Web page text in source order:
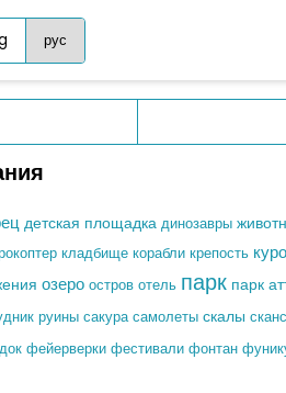
Грузия
Китай
Малайзия
ОАЭ
Сингапур
рус
детская площадка динозавры
кладбище корабли крепость
озеро остров отель парк парк
руины сакура самолеты скалы
фейерверки фестивали фонтан